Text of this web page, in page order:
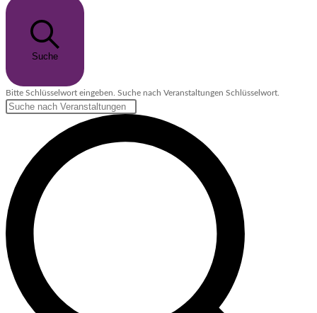
Suche
Bitte Schlüsselwort eingeben. Suche nach Veranstaltungen Schlüsselwort.